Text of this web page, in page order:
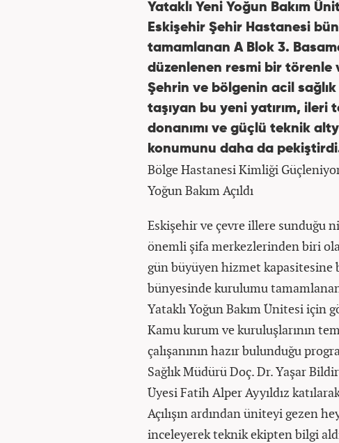
Yataklı Yeni Yoğun Bakım
Eskişehir Şehir Hastanesi
tamamlanan A Blok 3.
düzenlenen resmi bir törenle
Şehrin ve bölgenin acil
taşıyan bu yeni yatırım, ileri
donanımı ve güçlü teknik
konumunu daha da
Bölge Hastanesi Kimliği
Yoğun Bakım Açıldı
Eskişehir ve çevre illere sunduğu
önemli şifa merkezlerinden biri
gün büyüyen hizmet
bünyesinde kurulumu
Yataklı Yoğun Bakım Ünitesi için
Kamu kurum ve kuruluşlarının
çalışanının hazır bulunduğu
Sağlık Müdürü Doç. Dr. Yaşar
Üyesi Fatih Alper Ayyıldız
Açılışın ardından üniteyi gezen
inceleyerek teknik ekipten bilgi